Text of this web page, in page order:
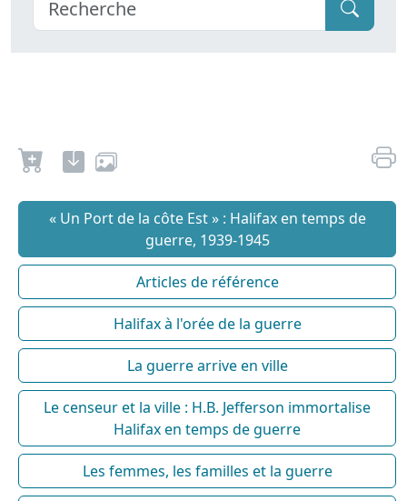
« Un Port de la côte Est » : Halifax en temps de
guerre, 1939-1945
Articles de référence
Halifax à l'orée de la guerre
La guerre arrive en ville
Le censeur et la ville : H.B. Jefferson immortalise
Halifax en temps de guerre
Les femmes, les familles et la guerre